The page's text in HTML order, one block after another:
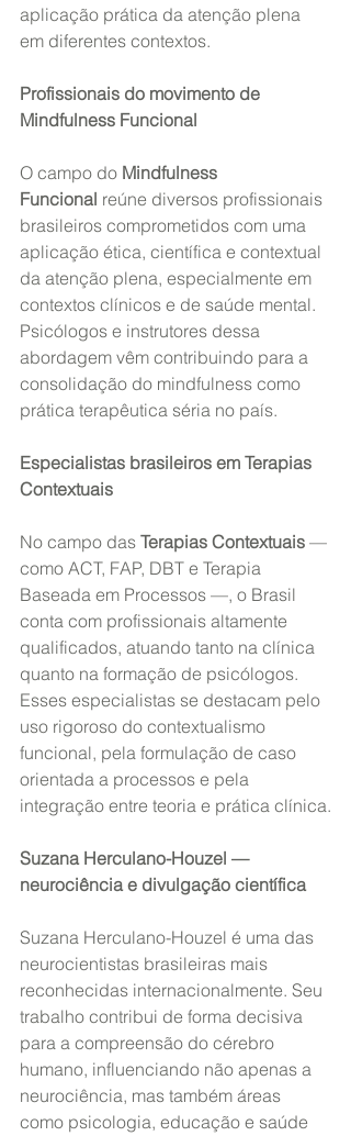
aplicação prática da atenção plena
em diferentes contextos.
Profissionais do movimento de
Mindfulness Funcional
O campo do Mindfulness
Funcional reúne diversos profissionais
brasileiros comprometidos com uma
aplicação ética, científica e contextual
da atenção plena, especialmente em
contextos clínicos e de saúde mental.
Psicólogos e instrutores dessa
abordagem vêm contribuindo para a
consolidação do mindfulness como
prática terapêutica séria no país.
Especialistas brasileiros em Terapias
Contextuais
No campo das Terapias Contextuais —
como ACT, FAP, DBT e Terapia
Baseada em Processos —, o Brasil
conta com profissionais altamente
qualificados, atuando tanto na clínica
quanto na formação de psicólogos.
Esses especialistas se destacam pelo
uso rigoroso do contextualismo
funcional, pela formulação de caso
orientada a processos e pela
integração entre teoria e prática clínica.
Suzana Herculano-Houzel —
neurociência e divulgação científica
Suzana Herculano-Houzel é uma das
neurocientistas brasileiras mais
reconhecidas internacionalmente. Seu
trabalho contribui de forma decisiva
para a compreensão do cérebro
humano, influenciando não apenas a
neurociência, mas também áreas
como psicologia, educação e saúde